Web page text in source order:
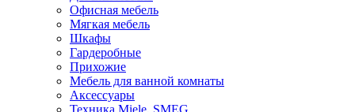
Офисная мебель
Мягкая мебель
Шкафы
Гардеробные
Прихожие
Мебель для ванной комнаты
Аксессуары
Техника Miele, SMEG